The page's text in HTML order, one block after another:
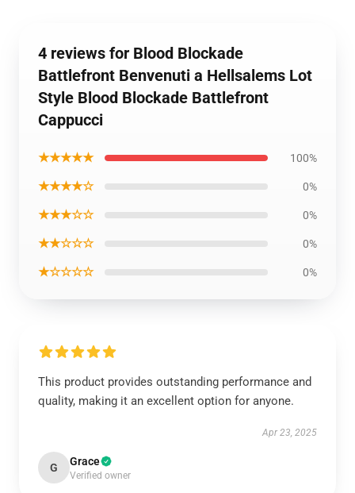
4 reviews for Blood Blockade
Battlefront Benvenuti a Hellsalems Lot
Style Blood Blockade Battlefront
Cappucci
★★★★★ 100%
★★★★☆ 0%
★★★☆☆ 0%
★★☆☆☆ 0%
★☆☆☆☆ 0%
This product provides outstanding performance and
quality, making it an excellent option for anyone.
Apr 23, 2025
G Grace
Verified owner